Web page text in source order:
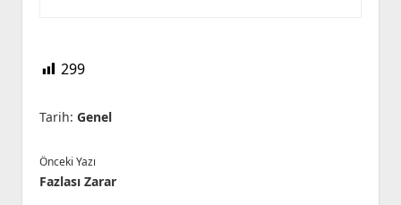
299
Tarih: Genel
Önceki Yazı
Fazlası Zarar